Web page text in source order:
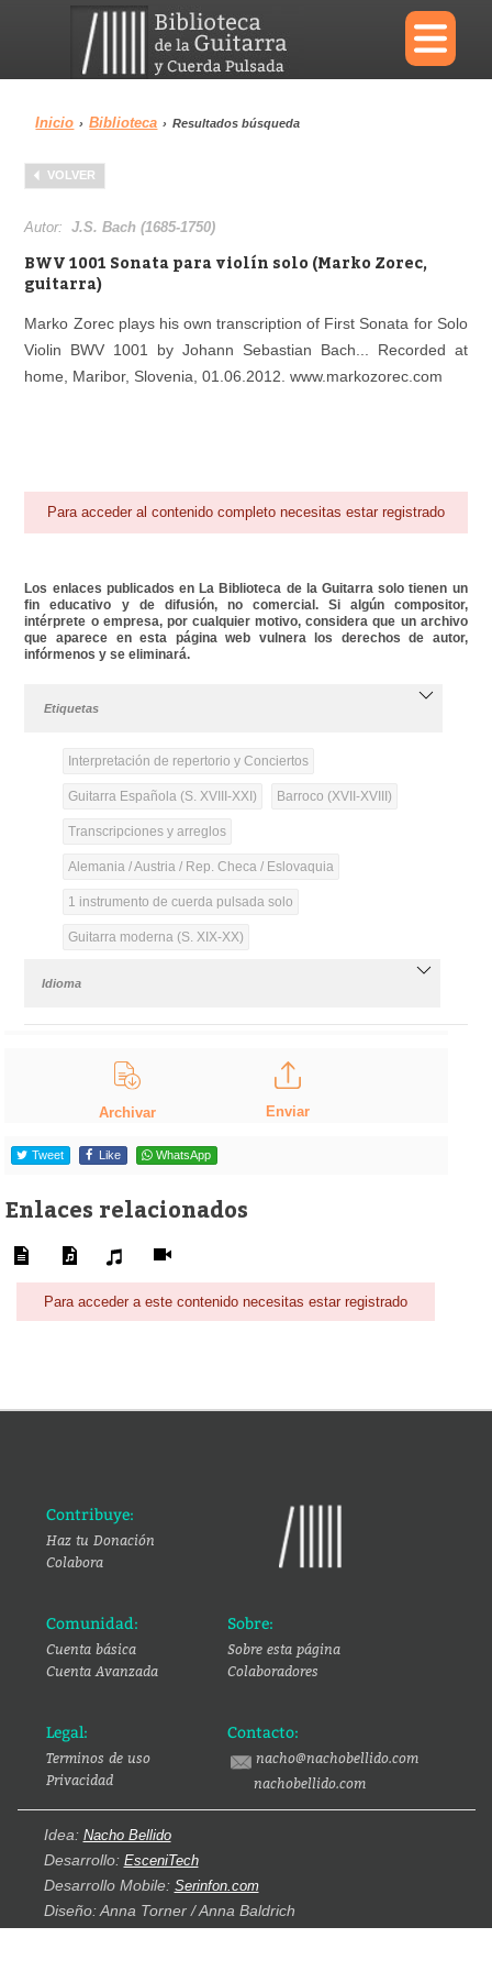
×
Menu
Biblioteca
Área personal
Inicio › Biblioteca › Resultados búsqueda
VOLVER
Autor:J.S. Bach (1685-1750)
BWV 1001 Sonata para violín solo (Marko Zorec,
guitarra)
Marko Zorec plays his own transcription of First Sonata for Solo
Violin BWV 1001 by Johann Sebastian Bach... Recorded at
home, Maribor, Slovenia, 01.06.2012. www.markozorec.com
Para acceder al contenido completo necesitas estar registrado
Los enlaces publicados en La Biblioteca de la Guitarra solo tienen un
fin educativo y de difusión, no comercial. Si algún compositor,
intérprete o empresa, por cualquier motivo, considera que un archivo
que aparece en esta página web vulnera los derechos de autor,
infórmenos y se eliminará.
Etiquetas
Interpretación de repertorio y Conciertos
Guitarra Española (S. XVIII-XXI) Barroco (XVII-XVIII)
Transcripciones y arreglos
Alemania / Austria / Rep. Checa / Eslovaquia
1 instrumento de cuerda pulsada solo
Guitarra moderna (S. XIX-XX)
Idioma
Archivar Enviar
Tweet Like WhatsApp
Enlaces relacionados
Para acceder a este contenido necesitas estar registrado
Contribuye:
Haz tu Donación
Colabora
Comunidad:
Cuenta básica
Cuenta Avanzada
Sobre:
Sobre esta página
Colaboradores
Legal:
Terminos de uso
Privacidad
Contacto:
nacho@nachobellido.com
nachobellido.com
Idea: Nacho Bellido
Desarrollo: EsceniTech
Desarrollo Mobile: Serinfon.com
Diseño: Anna Torner / Anna Baldrich